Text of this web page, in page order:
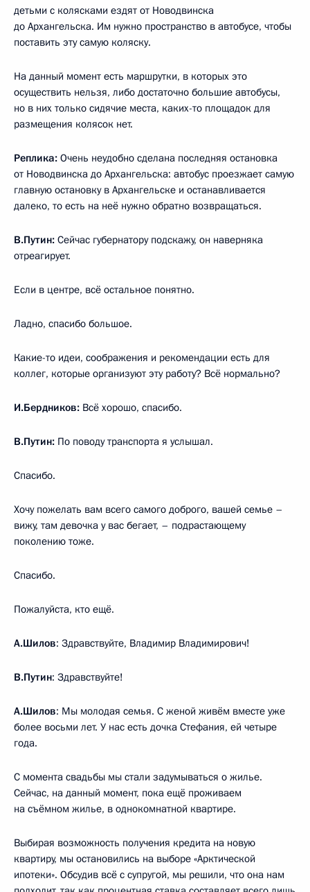
детьми с колясками ездят от Новодвинска
до Архангельска. Им нужно пространство в автобусе, чтобы
поставить эту самую коляску.
На данный момент есть маршрутки, в которых это
осуществить нельзя, либо достаточно большие автобусы,
но в них только сидячие места, каких-то площадок для
размещения колясок нет.
Реплика: Очень неудобно сделана последняя остановка
от Новодвинска до Архангельска: автобус проезжает самую
главную остановку в Архангельске и останавливается
далеко, то есть на неё нужно обратно возвращаться.
В.Путин: Сейчас губернатору подскажу, он наверняка
отреагирует.
Если в центре, всё остальное понятно.
Ладно, спасибо большое.
Какие-то идеи, соображения и рекомендации есть для
коллег, которые организуют эту работу? Всё нормально?
И.Бердников: Всё хорошо, спасибо.
В.Путин: По поводу транспорта я услышал.
Спасибо.
Хочу пожелать вам всего самого доброго, вашей семье –
вижу, там девочка у вас бегает, – подрастающему
поколению тоже.
Спасибо.
Пожалуйста, кто ещё.
А.Шилов: Здравствуйте, Владимир Владимирович!
В.Путин: Здравствуйте!
А.Шилов: Мы молодая семья. С женой живём вместе уже
более восьми лет. У нас есть дочка Стефания, ей четыре
года.
С момента свадьбы мы стали задумываться о жилье.
Сейчас, на данный момент, пока ещё проживаем
на съёмном жилье, в однокомнатной квартире.
Выбирая возможность получения кредита на новую
квартиру, мы остановились на выборе «Арктической
ипотеки». Обсудив всё с супругой, мы решили, что она нам